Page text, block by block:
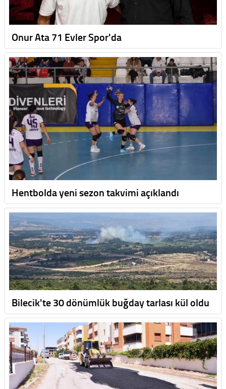
Onur Ata 71 Evler Spor'da
Hentbolda yeni sezon takvimi açıklandı
Bilecik'te 30 dönümlük buğday tarlası kül oldu